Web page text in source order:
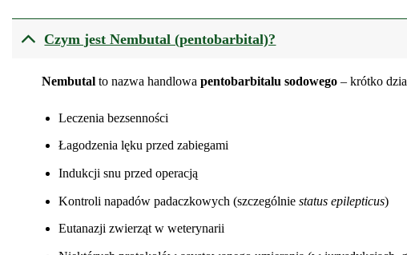
Czym jest Nembutal (pentobarbital)?
Nembutalto nazwa handlowa pentobarbitalu sodowego– krótko
Leczenia bezsenności
Łagodzenia lęku przed zabiegami
Indukcji snu przed operacją
Kontroli napadów padaczkowych (szczególnie status epilepticus)
Eutanazji zwierząt w weterynarii